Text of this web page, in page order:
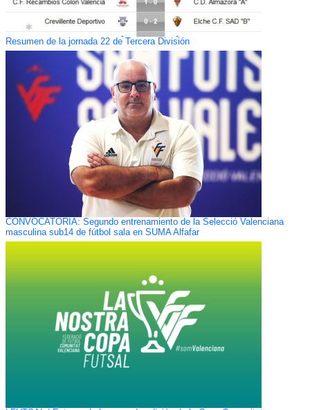
Resumen de la jornada 22 de Tercera División
CONVOCATORIA: Segundo entrenamiento de la Selecció Valenciana
masculina sub14 de fútbol sala en SUMA Alfafar